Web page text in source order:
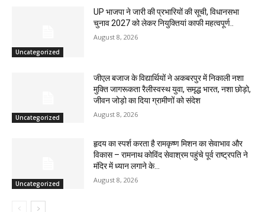
Uncategorized
UP भाजपा ने जारी की प्रभारियों की सूची, विधानसभा
चुनाव 2027 को लेकर नियुक्तियां काफी महत्वपूर्ण..
August 8, 2026
Uncategorized
जीएल बजाज के विद्यार्थियों ने अकबरपुर में निकाली नशा
मुक्ति जागरूकता रैलीस्वस्थ युवा, समृद्ध भारत, नशा छोड़ो,
जीवन जोड़ो का दिया ग्रामीणों को संदेश
August 8, 2026
Uncategorized
हृदय का स्पर्श करता है रामकृष्ण मिशन का सेवाभाव और
विकास – रामनाथ कोविंद सेवाश्रम पहुंचे पूर्व राष्ट्रपति ने
मंदिर में ध्यान लगाने के...
August 8, 2026